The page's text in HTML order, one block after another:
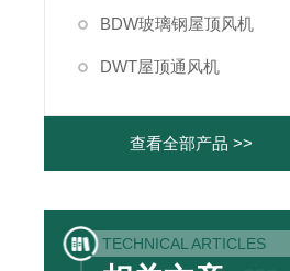
BDW玻璃钢屋顶风机
DWT屋顶通风机
查看全部产品 >>
TECHNICAL ARTICLES